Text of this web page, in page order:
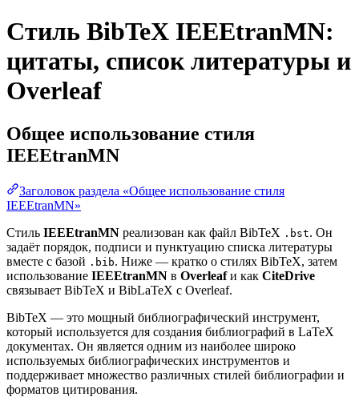
Стиль BibTeX IEEEtranMN:
цитаты, список литературы и
Overleaf
Общее использование стиля
IEEEtranMN
Заголовок раздела «Общее использование стиля
IEEEtranMN»
Стиль IEEEtranMN реализован как файл BibTeX .bst. Он
задаёт порядок, подписи и пунктуацию списка литературы
вместе с базой .bib. Ниже — кратко о стилях BibTeX, затем
использование IEEEtranMN в Overleafи как CiteDrive
связывает BibTeX и BibLaTeX с Overleaf.
BibTeX — это мощный библиографический инструмент,
который используется для создания библиографий в LaTeX
документах. Он является одним из наиболее широко
используемых библиографических инструментов и
поддерживает множество различных стилей библиографии и
форматов цитирования.